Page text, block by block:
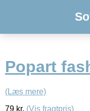
Popart
(Læs mere)
79 kr. (Vis fragtpris)